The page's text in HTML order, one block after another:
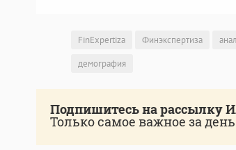
FinExpertiza Финэкспертиза
демография
Подпишитесь на рассылку
Только самое важное за день